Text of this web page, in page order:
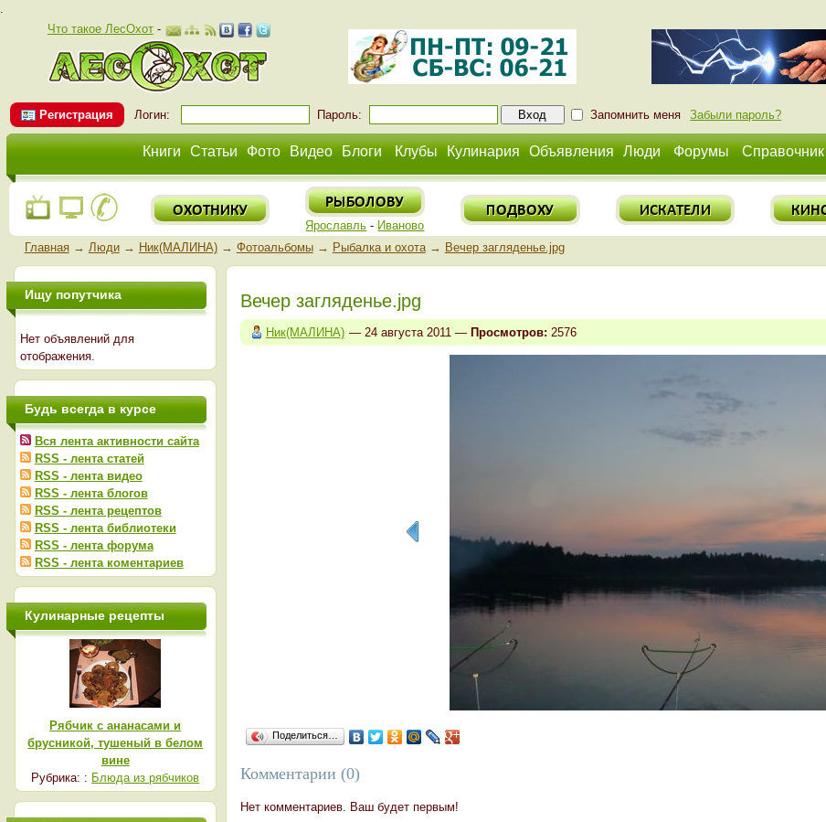
.
Что такое ЛесОхот-
Регистрация Логин: Пароль: Запомнить меня Забыли пароль?
Книги Статьи Фото Видео Блоги Клубы Кулинария Объявления Люди Форумы Справочник
Ярославль - Иваново
Главная→ Люди→ Ник(МАЛИНА)→ Фотоальбомы→ Рыбалка и охота→ Вечер загляденье.jpg
Вечер загляденье.jpg
Ник(МАЛИНА) — 24 августа 2011 — Просмотров: 2576
Поделиться…
Комментарии (0)
Нет комментариев. Ваш будет первым!
Ищу попутчика
Нет объявлений для
отображения.
Будь всегда в курсе
Вся лента активности сайта
RSS - лента статей
RSS - лента видео
RSS - лента блогов
RSS - лента рецептов
RSS - лента библиотеки
RSS - лента форума
RSS - лента коментариев
Кулинарные рецепты
Рябчик с ананасами и
брусникой, тушеный в белом
вине
Рубрика: : Блюда из рябчиков